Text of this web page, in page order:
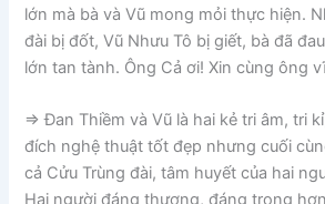
lớn mà bà và Vũ mong mỏi thực hiện.
đài bị đốt, Vũ Nhưu Tô bị giết, bà đã
lớn tan tành. Ông Cả ơi! Xin cùng ông
=> Đan Thiềm và Vũ là hai kẻ tri âm, tri
đích nghệ thuật tốt đẹp nhưng cuối
cả Cửu Trùng đài, tâm huyết của hai
Hai người đáng thương, đáng trọng